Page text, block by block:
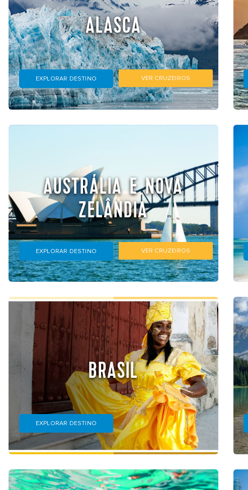
ALASCA
EXPLORAR DESTINO VER CRUZEIROS
AUSTRÁLIA E NOVA
ZELÂNDIA
EXPLORAR DESTINO VER CRUZEIROS
BRASIL
EXPLORAR DESTINO